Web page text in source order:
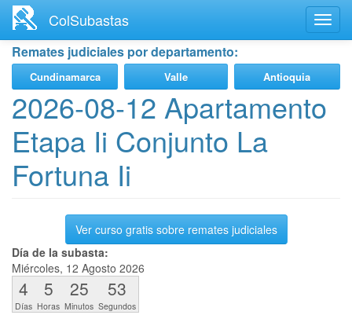
contenido
principal
ColSubastas
Remates judiciales por departamento:
Cundinamarca Valle Antioquia
2026-08-12 Apartamento
Etapa Ii Conjunto La
Fortuna Ii
Ver curso gratis sobre remates judiciales
Día de la subasta:
Miércoles, 12 Agosto 2026
4
Días
5
Horas
25
Minutos
52
Segundos